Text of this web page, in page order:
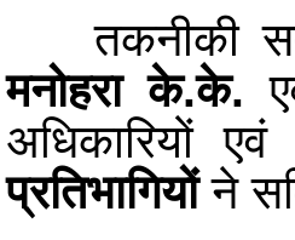
तकनीकी सत्र
मनोहरा के.के.
अधिकारियों
प्रतिभागियोंने